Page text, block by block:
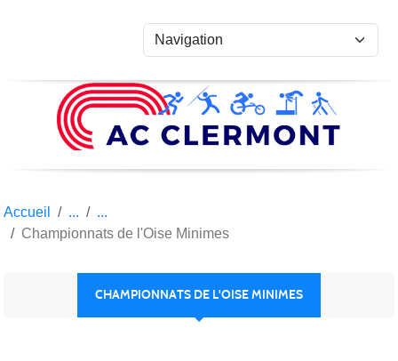
Accueil
Championnats de l'Oise Minimes
CHAMPIONNATS DE L'OISE MINIMES